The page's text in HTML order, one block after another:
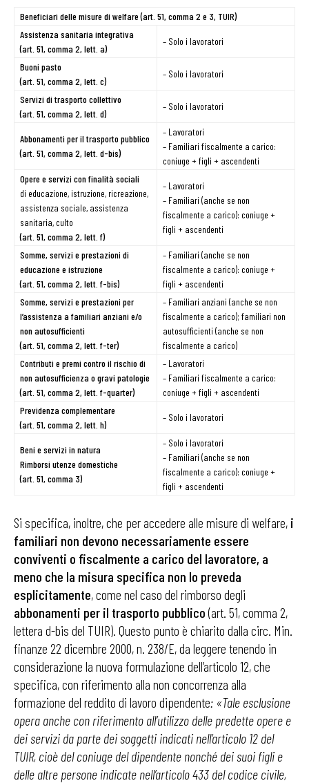
Beneficiari delle misure di welfare (art. 51, comma 2 e 3, TUIR)
Assistenza sanitaria integrativa
(art. 51, comma 2, lett. a)
– Solo i lavoratori
Buoni pasto
(art. 51, comma 2, lett. c)
– Solo i lavoratori
Servizi di trasporto collettivo
(art. 51, comma 2, lett. d)
– Solo i lavoratori
Abbonamenti per il trasporto pubblico
(art. 51, comma 2, lett. d-bis)
– Lavoratori
– Familiari fiscalmente a carico:
coniuge + figli + ascendenti
Opere e servizi con finalità sociali
di educazione, istruzione, ricreazione,
assistenza sociale, assistenza
sanitaria, culto
(art. 51, comma 2, lett. f)
– Lavoratori
– Familiari (anche se non
fiscalmente a carico): coniuge +
figli + ascendenti
Somme, servizi e prestazioni di
educazione e istruzione
(art. 51, comma 2, lett. f-bis)
– Familiari (anche se non
fiscalmente a carico): coniuge +
figli + ascendenti
Somme, servizi e prestazioni per
l’assistenza a familiari anziani e/o
non autosufficienti
(art. 51, comma 2, lett. f-ter)
– Familiari anziani (anche se non
fiscalmente a carico); familiari non
autosufficienti (anche se non
fiscalmente a carico)
Contributi e premi contro il rischio di
non autosufficienza o gravi patologie
(art. 51, comma 2, lett. f-quarter)
– Lavoratori
– Familiari fiscalmente a carico:
coniuge + figli + ascendenti
Previdenza complementare
(art. 51, comma 2, lett. h)
– Solo i lavoratori
Beni e servizi in natura
Rimborsi utenze domestiche
(art. 51, comma 3)
– Solo i lavoratori
– Familiari (anche se non
fiscalmente a carico): coniuge +
figli + ascendenti
Si specifica, inoltre, che per accedere alle misure di welfare, i
familiari non devono necessariamente essere
conviventi o fiscalmente a carico del lavoratore, a
meno che la misura specifica non lo preveda
esplicitamente, come nel caso del rimborso degli
abbonamenti per il trasporto pubblico(art. 51, comma 2,
lettera d-bis del TUIR). Questo punto è chiarito dalla circ. Min.
finanze 22 dicembre 2000, n. 238/E, da leggere tenendo in
considerazione la nuova formulazione dell’articolo 12, che
specifica, con riferimento alla non concorrenza alla
formazione del reddito di lavoro dipendente: «Tale esclusione
opera anche con riferimento all’utilizzo delle predette opere e
dei servizi da parte dei soggetti indicati nell’articolo 12 del
TUIR, cioè del coniuge del dipendente nonché dei suoi figli e
delle altre persone indicate nell’articolo 433 del codice civile,